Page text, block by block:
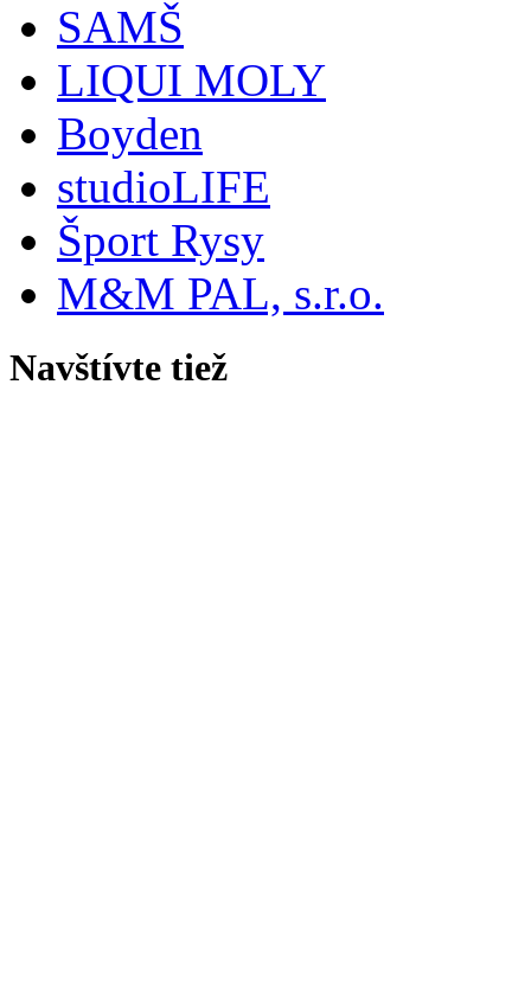
SAMŠ
LIQUI MOLY
Boyden
studioLIFE
Šport Rysy
M&M PAL, s.r.o.
Navštívte tiež